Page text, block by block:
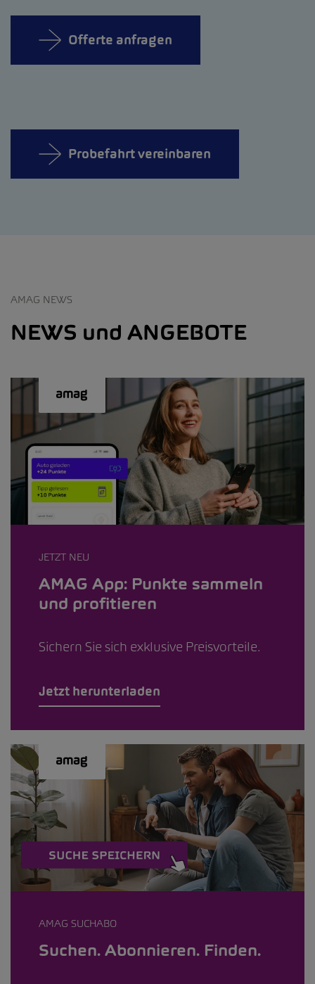
Offerte anfragen
Probefahrt vereinbaren
AMAG NEWS
NEWS und ANGEBOTE
JETZT NEU
AMAG App: Punkte sammeln
und profitieren
Sichern Sie sich exklusive Preisvorteile.
Jetzt herunterladen
AMAG SUCHABO
Suchen. Abonnieren. Finden.